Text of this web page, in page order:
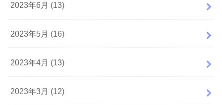
2023年6月 (13)
2023年5月 (16)
2023年4月 (13)
2023年3月 (12)